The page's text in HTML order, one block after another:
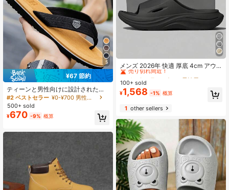
5
¥67 節約
ティーンと男性向けに設計された新
しいカジュアルビーチサンダル、快
適で軽量でファッショナブル(サイズ
は少し小さめです)。
#2 ベストセラー
¥0-¥700 男性用サンダル
500+ sold
¥670 -9% 概算
メンズ 2026年 快適 厚底 4cm アウ
トドア EVA サマー スライドサンダル
ブラック グレー カーキ
売り切れ間近！
#1 ベストセラー
売り切れ間近！
#1 ベストセラー
売り切れ間近！
#1 ベストセラー
100+ sold
¥1,568 -1% 概算
1other sellers